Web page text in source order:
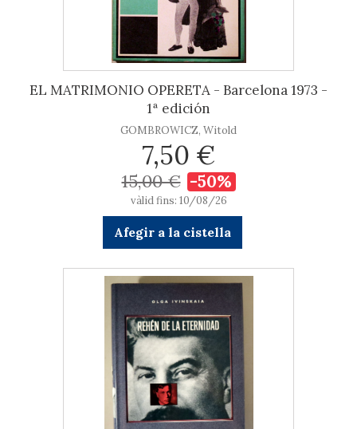
EL MATRIMONIO OPERETA - Barcelona 1973 -
1ª edición
GOMBROWICZ, Witold
7,50 €
15,00 € -50%
vàlid fins: 10/08/26
Afegir a la cistella